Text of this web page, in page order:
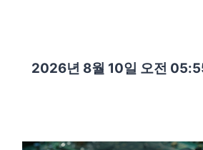
2026년 8월 10일 오전